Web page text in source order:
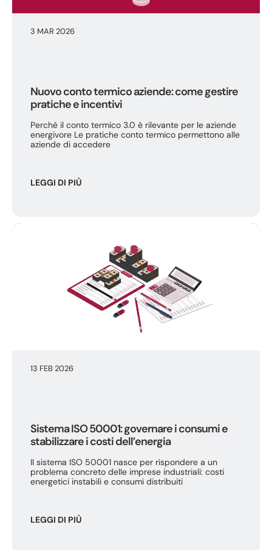
3 MAR 2026
Nuovo conto termico aziende: come gestire
pratiche e incentivi
Perché il conto termico 3.0 è rilevante per le aziende
energivore Le pratiche conto termico permettono alle
aziende di accedere
LEGGI DI PIÙ
13 FEB 2026
Sistema ISO 50001: governare i consumi e
stabilizzare i costi dell’energia
Il sistema ISO 50001 nasce per rispondere a un
problema concreto delle imprese industriali: costi
energetici instabili e consumi distribuiti
LEGGI DI PIÙ